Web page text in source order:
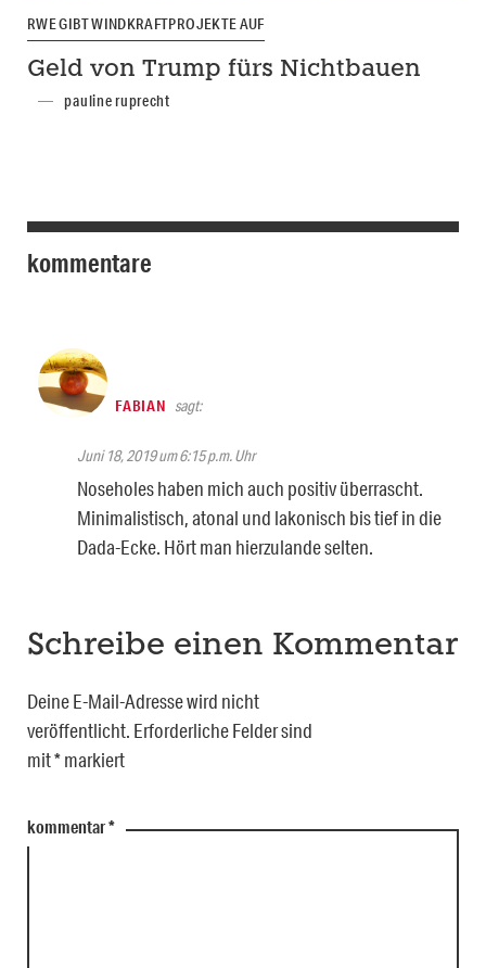
RWE GIBT WINDKRAFTPROJEKTE AUF
Geld von Trump fürs Nichtbauen
pauline ruprecht
kommentare
FABIAN sagt:
Juni 18, 2019 um 6:15 p.m. Uhr
Noseholes haben mich auch positiv überrascht.
Minimalistisch, atonal und lakonisch bis tief in die
Dada-Ecke. Hört man hierzulande selten.
Schreibe einen Kommentar
Deine E-Mail-Adresse wird nicht
veröffentlicht. Erforderliche Felder sind
mit*markiert
kommentar*